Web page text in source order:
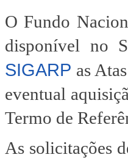
O Fundo
disponível no
SIGARP as
eventual
Termo de
As solicitações